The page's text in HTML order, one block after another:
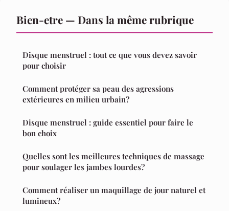
Bien-etre — Dans la même rubrique
Disque menstruel : tout ce que vous devez savoir
pour choisir
Comment protéger sa peau des agressions
extérieures en milieu urbain?
Disque menstruel : guide essentiel pour faire le
bon choix
Quelles sont les meilleures techniques de massage
pour soulager les jambes lourdes?
Comment réaliser un maquillage de jour naturel et
lumineux?